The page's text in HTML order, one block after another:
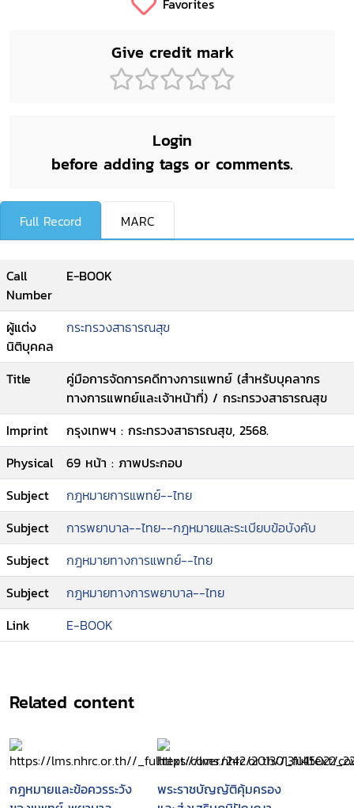
Favorites
Give credit mark
Login
before adding tags or comments.
Full Record MARC
Call
Number
E-BOOK
ผู้แต่ง
นิติบุคคล
กระทรวงสาธารณสุข
Title
คู่มือการจัดการคดีทางการแพทย์ (สำหรับบุคลากร
ทางการแพทย์และเจ้าหน้าที่) / กระทรวงสาธารณสุข
Imprint
กรุงเทพฯ : กระทรวงสาธารณสุข, 2568.
Physical
69 หน้า : ภาพประกอบ
Subject
กฎหมายการแพทย์--ไทย
Subject
การพยาบาล--ไทย--กฎหมายและระเบียบข้อบังคับ
Subject
กฎหมายทางการแพทย์--ไทย
Subject
กฎหมายทางการพยาบาล--ไทย
Link
E-BOOK
Related content
กฎหมายและข้อควรระวัง
พระราชบัญญัติคุ้มครอง